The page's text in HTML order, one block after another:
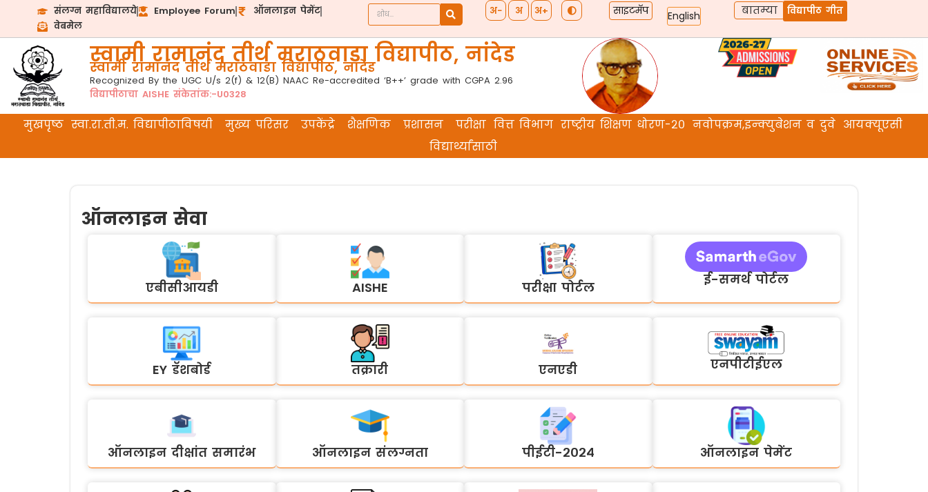
संलग्न महाविद्यालये Employee Forum
ऑनलाइन पेमेंट
वेबमेल
अ− अ अ+ साइटमॅप English बातम्या विद्यापीठ गीत
स्वामी रामानंद तीर्थ मराठवाडा विद्यापीठ, नांदेड
स्वामी रामानंद तीर्थ मराठवाडा विद्यापीठ, नांदेड
Recognized By the UGC U/s 2(f) & 12(B) NAAC Re-accredited ‘B++’ grade with CGPA 2.96
विद्यापीठाचा AISHE संकेतांक:-U0328
मुखपृष्ठ स्वा.रा.ती.म. विद्यापीठाविषयी मुख्य परिसर उपकेंद्रे शैक्षणिक प्रशासन परीक्षा वित्त विभाग राष्ट्रीय शिक्षण धोरण-२० नवोपक्रम,इन्क्युबेशन व दुवे आयक्यूएसी
विद्यार्थ्यांसाठी
ऑनलाइन सेवा
एबीसीआयडी AISHE परीक्षा पोर्टल ई-समर्थ पोर्टल
EY डॅशबोर्ड तक्रारी एनएडी एनपीटीईएल
ऑनलाइन दीक्षांत समारंभ ऑनलाइन संलग्नता पीईटी-२०२४ ऑनलाइन पेमेंट